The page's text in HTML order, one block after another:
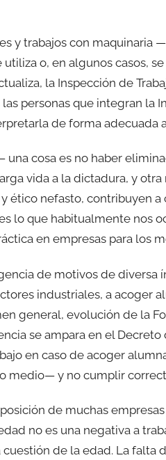
y trabajos con maquinaria
o, en algunos casos,
la Inspección de
personas que integran la
de forma adecuada
cosa es no haber
vida a la dictadura, y
ético nefasto, contribuyen
lo que habitualmente nos
en empresas para los
de motivos de diversa
industriales, a acoger
general, evolución de la
se ampara en el
en caso de acoger
medio— y no cumplir
de muchas
no es una negativa a
de la edad. La falta